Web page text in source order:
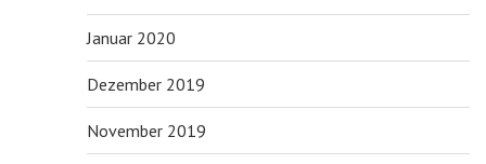
Januar 2020
Dezember 2019
November 2019